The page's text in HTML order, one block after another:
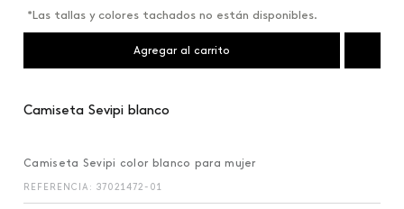
*Las tallas y colores tachados no están disponibles.
Agregar al carrito
Camiseta Sevipi blanco
Camiseta Sevipi color blanco para mujer
REFERENCIA : 37021472-01